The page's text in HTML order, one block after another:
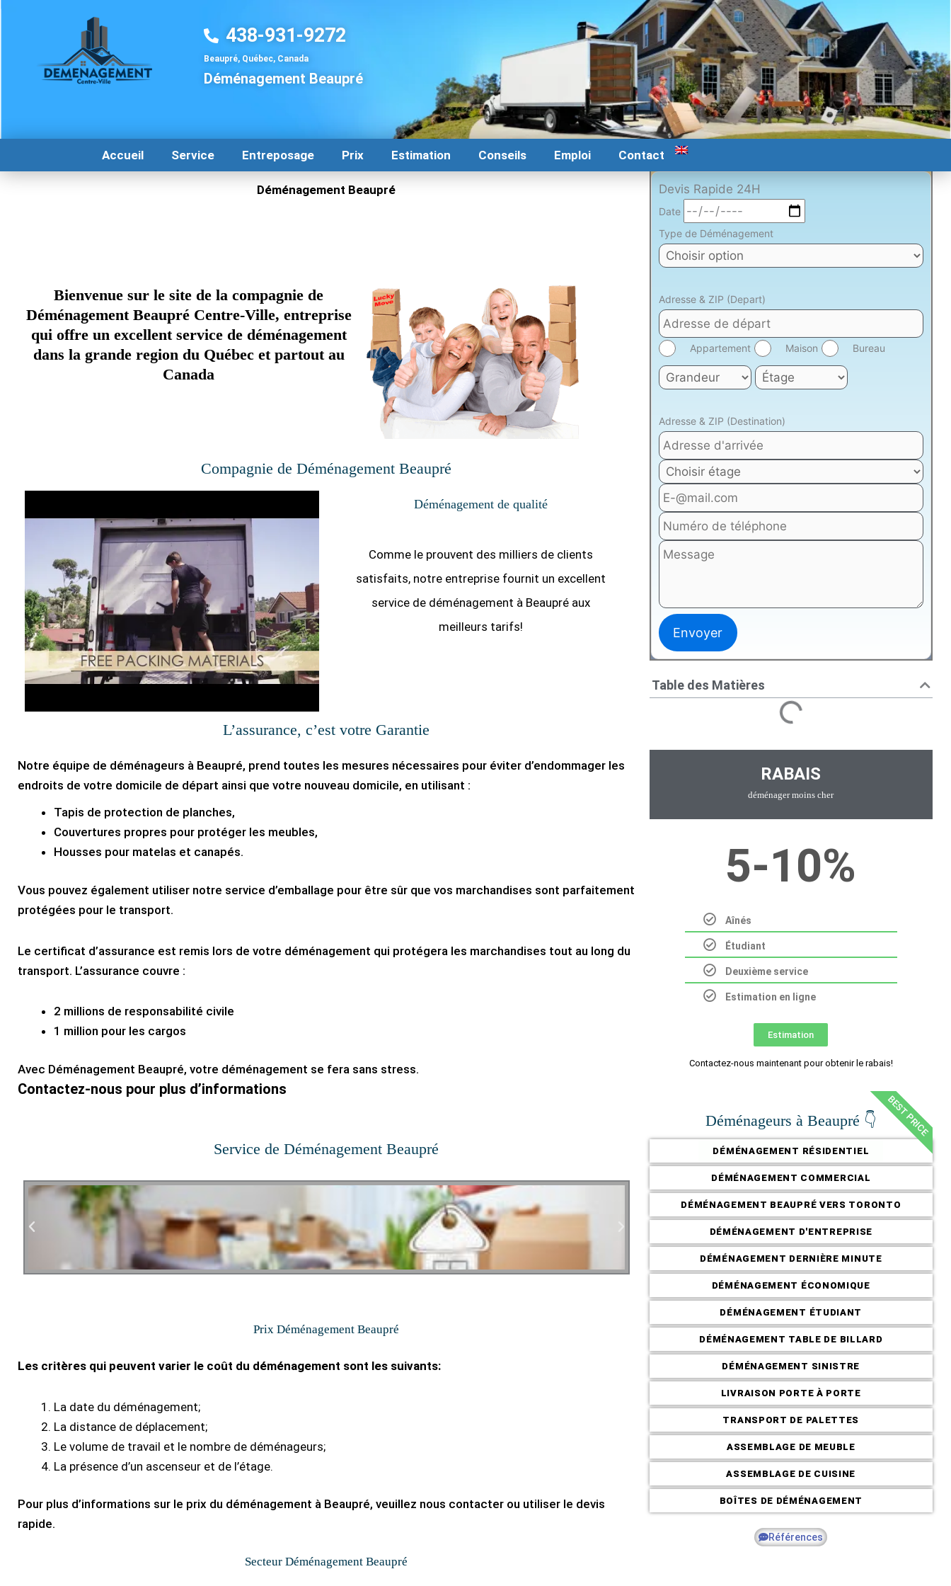
Aller
438-931-9272
Beaupré, Québec, Canada
Déménagement Beaupré
Accueil Service Entreposage Prix Estimation Conseils Emploi Contact
Déménagement Beaupré
Bienvenue sur le site de la compagnie de
Déménagement Beaupré Centre-Ville, entreprise
qui offre un excellent service de déménagement
dans la grande region du Québec et partout au
Canada
Compagnie de Déménagement Beaupré
Déménagement de qualité
Comme le prouvent des milliers de clients
satisfaits, notre entreprise fournit un excellent
service de déménagement à Beaupré aux
meilleurs tarifs!
L’assurance, c’est votre Garantie
Notre équipe de déménageurs à Beaupré, prend toutes les mesures nécessaires pour éviter d’endommager les
endroits de votre domicile de départ ainsi que votre nouveau domicile, en utilisant :
Tapis de protection de planches,
Couvertures propres pour protéger les meubles,
Housses pour matelas et canapés.
Vous pouvez également utiliser notre service d’emballage pour être sûr que vos marchandises sont parfaitement
protégées pour le transport.
Le certificat d’assurance est remis lors de votre déménagement qui protégera les marchandises tout au long du
transport. L’assurance couvre :
2 millions de responsabilité civile
1 million pour les cargos
Avec Déménagement Beaupré, votre déménagement se fera sans stress.
Contactez-nous pour plus d’informations
Service de Déménagement Beaupré
Déménagement
Prix Déménagement Beaupré
Les critères qui peuvent varier le coût du déménagement sont les suivants:
La date du déménagement;
La distance de déplacement;
Le volume de travail et le nombre de déménageurs;
La présence d’un ascenseur et de l’étage.
Pour plus d’informations sur le prix du déménagement à Beaupré, veuillez nous contacter ou utiliser le devis
rapide.
Secteur Déménagement Beaupré
Devis Rapide 24H
Date
Type de Déménagement
Adresse & ZIP (Depart)
Appartement Maison Bureau
Adresse & ZIP (Destination)
Table des Matières
RABAIS
déménager moins cher
5-10%
Aînés
Étudiant
Deuxième service
Estimation en ligne
Estimation
Contactez-nous maintenant pour obtenir le rabais!
BEST PRICE
Déménageurs à Beaupré 👇
DÉMÉNAGEMENT RÉSIDENTIEL
DÉMÉNAGEMENT COMMERCIAL
DÉMÉNAGEMENT BEAUPRÉ VERS TORONTO
DÉMÉNAGEMENT D'ENTREPRISE
DÉMÉNAGEMENT DERNIÈRE MINUTE
DÉMÉNAGEMENT ÉCONOMIQUE
DÉMÉNAGEMENT ÉTUDIANT
DÉMÉNAGEMENT TABLE DE BILLARD
DÉMÉNAGEMENT SINISTRE
LIVRAISON PORTE À PORTE
TRANSPORT DE PALETTES
ASSEMBLAGE DE MEUBLE
ASSEMBLAGE DE CUISINE
BOÎTES DE DÉMÉNAGEMENT
Références